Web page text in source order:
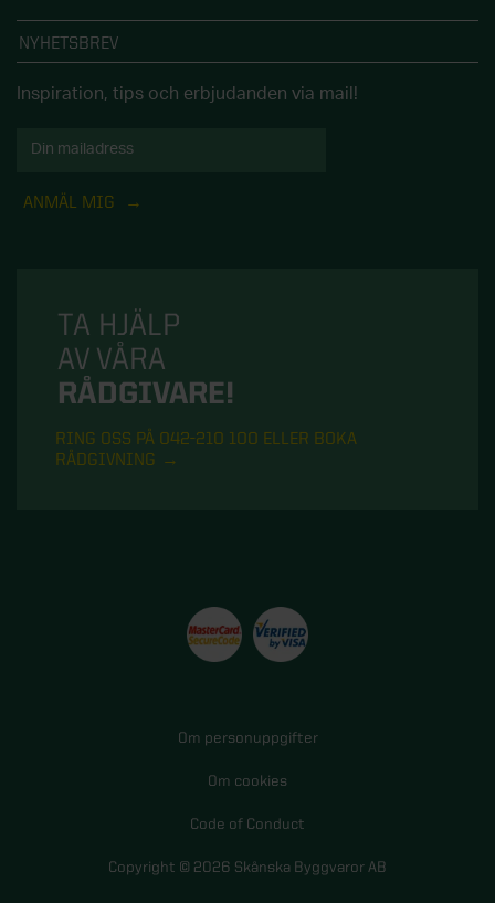
NYHETSBREV
Inspiration, tips och erbjudanden via mail!
ANMÄL MIG
TA HJÄLP
AV VÅRA
RÅDGIVARE!
RING OSS PÅ 042-210 100 ELLER BOKA
RÅDGIVNING
Om personuppgifter
Om cookies
Code of Conduct
Copyright © 2026 Skånska Byggvaror AB